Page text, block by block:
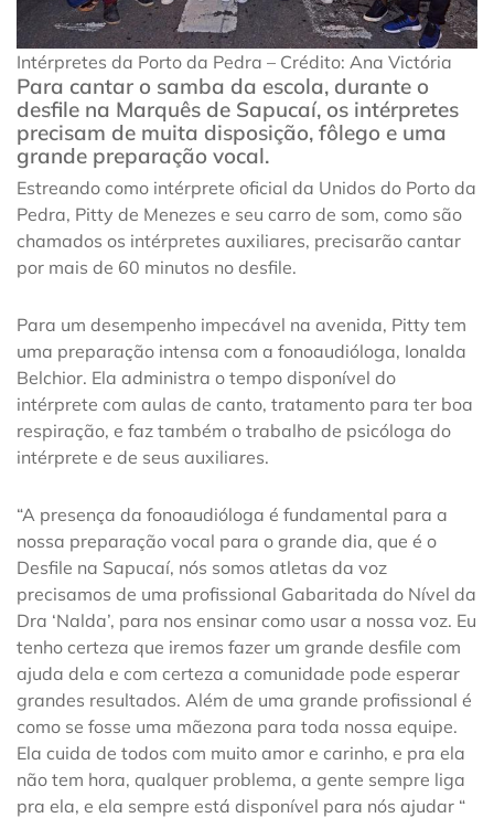
Intérpretes da Porto da Pedra – Crédito: Ana Victória
Para cantar o samba da escola, durante o
desfile na Marquês de Sapucaí, os intérpretes
precisam de muita disposição, fôlego e uma
grande preparação vocal.
Estreando como intérprete oficial da Unidos do Porto da
Pedra, Pitty de Menezes e seu carro de som, como são
chamados os intérpretes auxiliares, precisarão cantar
por mais de 60 minutos no desfile.
Para um desempenho impecável na avenida, Pitty tem
uma preparação intensa com a fonoaudióloga, Ionalda
Belchior. Ela administra o tempo disponível do
intérprete com aulas de canto, tratamento para ter boa
respiração, e faz também o trabalho de psicóloga do
intérprete e de seus auxiliares.
“A presença da fonoaudióloga é fundamental para a
nossa preparação vocal para o grande dia, que é o
Desfile na Sapucaí, nós somos atletas da voz
precisamos de uma profissional Gabaritada do Nível da
Dra ‘Nalda’, para nos ensinar como usar a nossa voz. Eu
tenho certeza que iremos fazer um grande desfile com
ajuda dela e com certeza a comunidade pode esperar
grandes resultados. Além de uma grande profissional é
como se fosse uma mãezona para toda nossa equipe.
Ela cuida de todos com muito amor e carinho, e pra ela
não tem hora, qualquer problema, a gente sempre liga
pra ela, e ela sempre está disponível para nós ajudar “